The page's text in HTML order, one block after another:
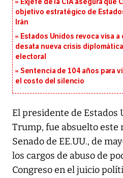
Exjefe de la CIA asegura que
objetivo estratégico de
Irán
Estados Unidos revoca visa a
desata nueva crisis
electoral
Sentencia de 104 años para
el costo del silencio
El presidente de Estados
Trump, fue absuelto este
Senado de EE.UU., de
los cargos de abuso de
Congreso en el juicio